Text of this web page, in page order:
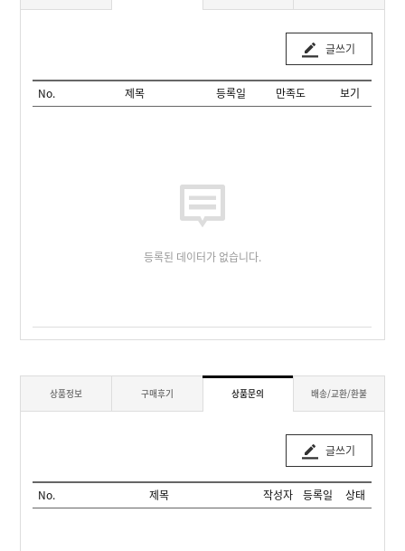
글쓰기
No. 제목 등록일 만족도 보기
등록된 데이터가 없습니다.
상품정보 구매후기 상품문의 배송/교환/환불
글쓰기
No. 제목 작성자 등록일 상태